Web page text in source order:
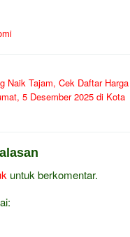
Naik Tajam, Cek Daftar Harga
5 Desember 2025 di Kota
untuk berkomentar.